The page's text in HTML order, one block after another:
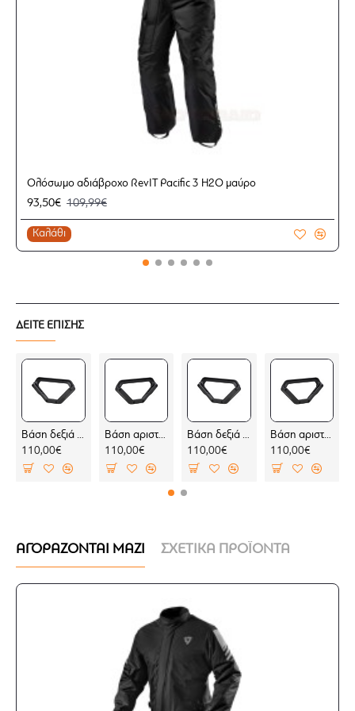
Ολόσωμο αδιάβροχο RevIT Pacific 3 H2O μαύρο
93,50€ 109,99€
Καλάθι
ΔΕΙΤΕ ΕΠΙΣΗΣ
Βάση δεξιά για σαμάρια SW-Motech V-LOC BMW F 450 GS (για BMW σχάρα)
110,00€
Βάση αριστερή για σαμάρια SW-Motech V-LOC BMW F 450 GS (για BMW σχάρα)
110,00€
Βάση δεξιά για σαμάρια SW-Motech V-LOC BMW F 450 GS (χωρίς BMW σχάρα)
110,00€
Βάση αριστερή για σαμάρια SW-Motech V-LOC BMW F 450 GS (χωρίς BMW σχάρα)
110,00€
ΑΓΟΡΑΖΟΝΤΑΙ ΜΑΖΙ ΣΧΕΤΙΚΑ ΠΡΟΪΟΝΤΑ